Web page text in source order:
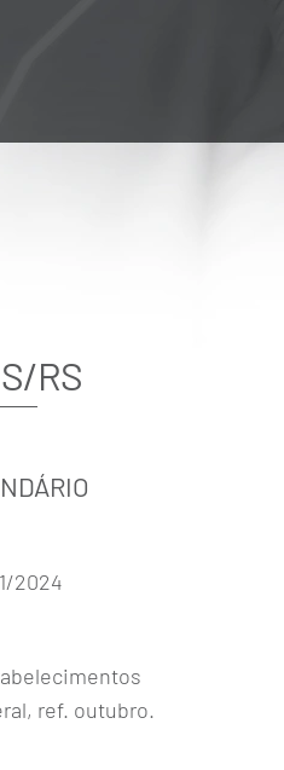
RS
2024
ref. outubro.